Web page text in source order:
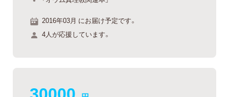
2016年03月 にお届け予定です。
4人が応援しています。